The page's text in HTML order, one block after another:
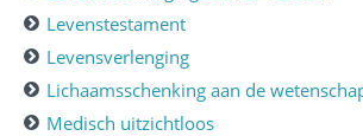
Levenstestament
Levensverlenging
Lichaamsschenking aan de
Medisch uitzichtloos